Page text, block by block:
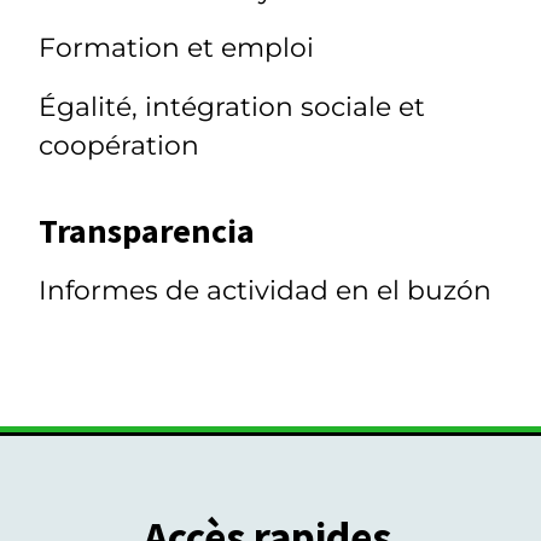
Formation et emploi
Égalité, intégration sociale et
coopération
Transparencia
Informes de actividad en el buzón